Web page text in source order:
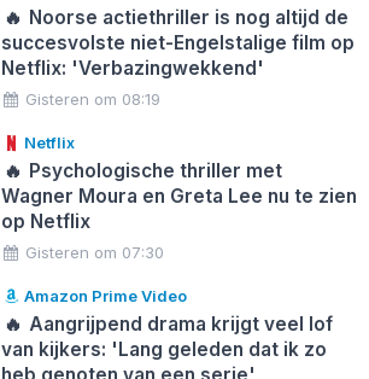
🔥 Noorse actiethriller is nog altijd de
succesvolste niet-Engelstalige film op
Netflix: 'Verbazingwekkend'
Gisteren om 08:19
Netflix
🔥 Psychologische thriller met
Wagner Moura en Greta Lee nu te zien
op Netflix
Gisteren om 07:30
Amazon Prime Video
🔥 Aangrijpend drama krijgt veel lof
van kijkers: 'Lang geleden dat ik zo